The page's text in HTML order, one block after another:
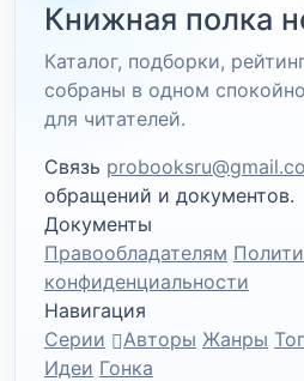
Книжная полка
Каталог, подборки,
собраны в одном
для читателей.
Связь
обращений и документов.
Документы
Правообладателям
конфиденциальности
Навигация
Серии
Авторы Жанры
Идеи Гонка